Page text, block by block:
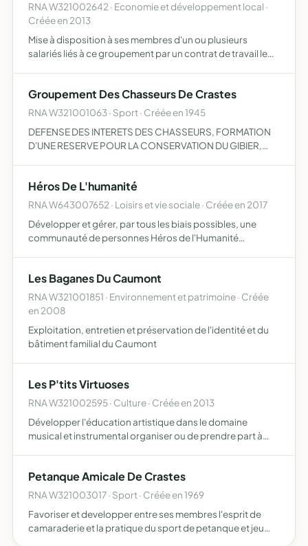
RNA W321002642 · Economie et développement local ·
Créée en 2013
Mise à disposition à ses membres d'un ou plusieurs
salariés liés à ce groupement par un contrat de travail le
Groupement Des Chasseurs De Crastes
RNA W321001063 · Sport · Créée en 1945
DEFENSE DES INTERETS DES CHASSEURS, FORMATION
D'UNE RESERVE POUR LA CONSERVATION DU GIBIER,
Héros De L'humanité
RNA W643007652 · Loisirs et vie sociale · Créée en 2017
Développer et gérer, par tous les biais possibles, une
communauté de personnes Héros de l'Humanité
des ment…
Les Baganes Du Caumont
RNA W321001851 · Environnement et patrimoine · Créée
en 2008
Exploitation, entretien et préservation de l'identité et du
bâtiment familial du Caumont
Les P'tits Virtuoses
RNA W321002595 · Culture · Créée en 2013
Développer l'éducation artistique dans le domaine
musical et instrumental organiser ou de prendre part à
Petanque Amicale De Crastes
RNA W321003017 · Sport · Créée en 1969
Favoriser et developper entre ses membres l'esprit de
camaraderie et la pratique du sport de petanque et jeu